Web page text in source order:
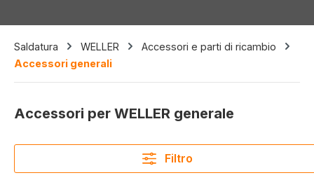
Saldatura WELLER
Accessori e parti di ricambio
Accessori generali
Accessori per WELLER generale
Filtro